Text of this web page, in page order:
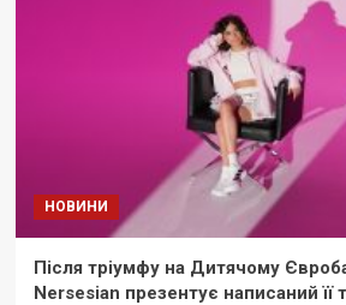
НОВИНИ
Після тріумфу на Дитячому
Nersesian презентує написаний її